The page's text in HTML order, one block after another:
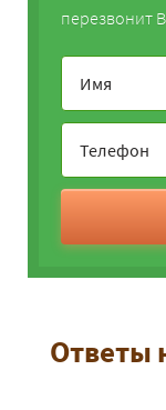
перезвонит
Ответы